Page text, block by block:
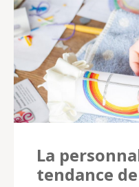
La
tendance